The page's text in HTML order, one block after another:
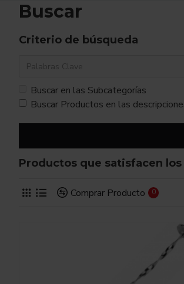
Buscar
Criterio de búsqueda
Buscar en las Subcategorías
Buscar Productos en las
Productos que satisfacen
Comprar Producto 0